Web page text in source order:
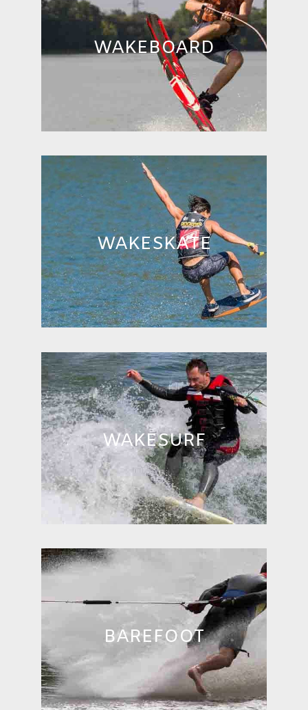
WAKEBOARD
WAKESKATE
WAKESURF
BAREFOOT